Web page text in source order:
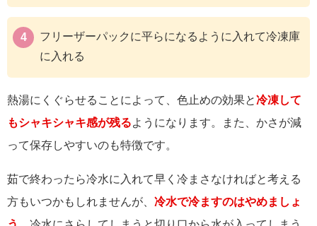
フリーザーパックに平らになるように入れて冷凍庫
に入れる
熱湯にくぐらせることによって、色止めの効果と冷凍して
もシャキシャキ感が残るようになります。また、かさが減
って保存しやすいのも特徴です。
茹で終わったら冷水に入れて早く冷まさなければと考える
方もいつかもしれませんが、 冷水で冷ますのはやめましょ